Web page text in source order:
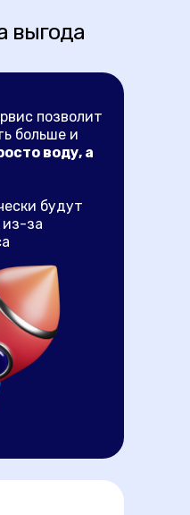
выгода
позволит
больше и
воду, а
будут
из-за